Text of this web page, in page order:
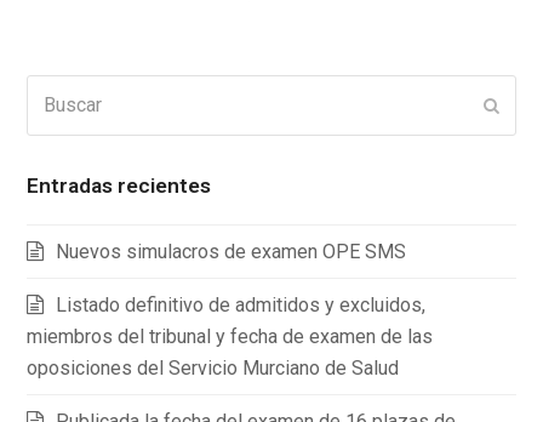
Entradas recientes
Nuevos simulacros de examen OPE SMS
Listado definitivo de admitidos y excluidos,
miembros del tribunal y fecha de examen de las
oposiciones del Servicio Murciano de Salud